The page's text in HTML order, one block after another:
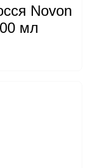
Novon
мл